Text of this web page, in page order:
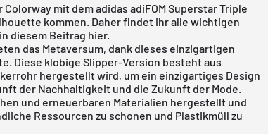
mit dem adidas adiFOM Superstar Triple
kommen. Daher findet ihr alle wichtigen
diesem Beitrag hier.
das Metaversum, dank dieses einzigartigen
Diese klobige Slipper-Version besteht aus
hergestellt wird, um ein einzigartiges Design
der Nachhaltigkeit und die Zukunft der Mode.
und erneuerbaren Materialien hergestellt und
Ressourcen zu schonen und Plastikmüll zu